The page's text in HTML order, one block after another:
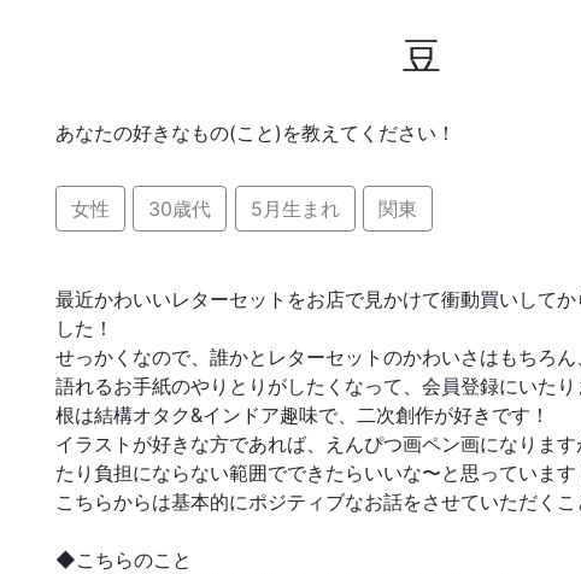
豆
あなたの好きなもの(こと)を教えてください！
女性 30歳代 5月生まれ 関東
最近かわいいレターセットをお店で見かけて衝動買いして
した！
せっかくなので、誰かとレターセットのかわいさはもちろ
語れるお手紙のやりとりがしたくなって、会員登録にいたり
根は結構オタク&インドア趣味で、二次創作が好きです！
イラストが好きな方であれば、えんぴつ画ペン画になりま
たり負担にならない範囲でできたらいいな〜と思っています
こちらからは基本的にポジティブなお話をさせていただく
◆こちらのこと